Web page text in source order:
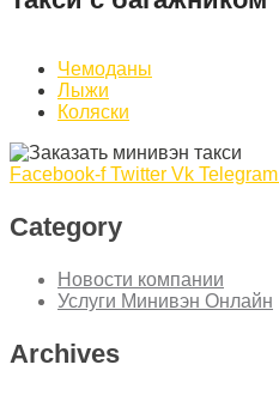
Чемоданы
Лыжи
Коляски
Facebook-f Twitter Vk Telegram
Category
Новости компании
Услуги Минивэн Онлайн
Archives